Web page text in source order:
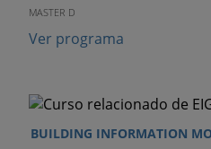
MASTER D
Ver programa
BUILDING INFORMATION